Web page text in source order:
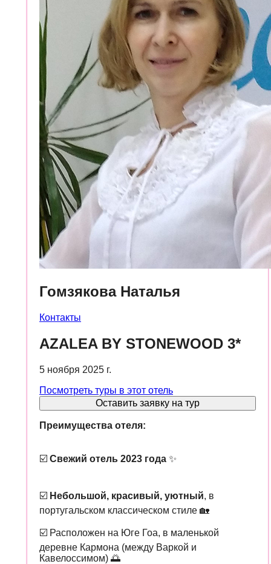
Гомзякова Наталья
Контакты
AZALEA BY STONEWOOD 3*
5 ноября 2025 г.
Посмотреть туры в этот отель
Оставить заявку на тур
Преимущества отеля:
☑️ Свежий отель 2023 года ✨
☑️ Небольшой, красивый, уютный, в
португальском классическом стиле 🏡
☑️ Расположен на Юге Гоа, в маленькой
деревне Кармона (между Варкой и
Кавелоссимом) 🌅